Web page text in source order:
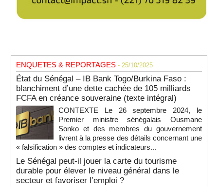
ENQUETES & REPORTAGES - 25/10/2025
État du Sénégal – IB Bank Togo/Burkina Faso :
blanchiment d’une dette cachée de 105 milliards
FCFA en créance souveraine (texte intégral)
CONTEXTE Le 26 septembre 2024, le
Premier ministre sénégalais Ousmane
Sonko et des membres du gouvernement
livrent à la presse des détails concernant une
« falsification » des comptes et indicateurs...
Le Sénégal peut-il jouer la carte du tourisme
durable pour élever le niveau général dans le
secteur et favoriser l’emploi ?